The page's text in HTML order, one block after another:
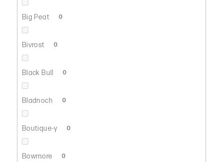
Big Peat 0
Bivrost 0
Black Bull 0
Bladnoch 0
Boutique-y 0
Bowmore 0